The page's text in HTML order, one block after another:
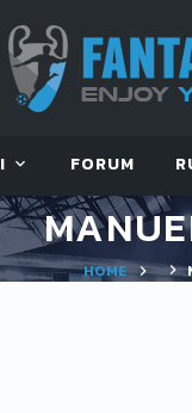
FORUM
HOME